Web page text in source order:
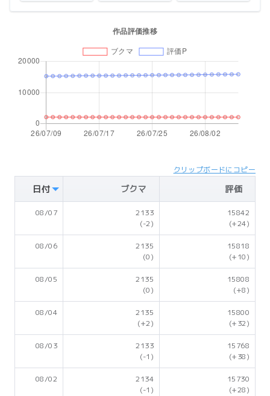
クリップボードにコピー
日付 ブクマ 評価
08/07
2133
(-2)
15842
(+24)
08/06
2135
(0)
15818
(+10)
08/05
2135
(0)
15808
(+8)
08/04
2135
(+2)
15800
(+32)
08/03
2133
(-1)
15768
(+38)
08/02
2134
(-1)
15730
(+28)